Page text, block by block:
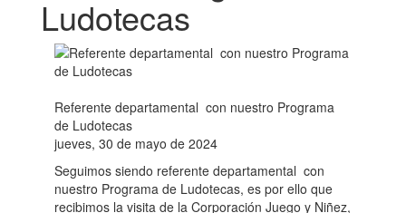
Ludotecas
Referente departamental con nuestro Programa
de Ludotecas
jueves, 30 de mayo de 2024
Seguimos siendo referente departamental con
nuestro Programa de Ludotecas, es por ello que
recibimos la visita de la Corporación Juego y Niñez,